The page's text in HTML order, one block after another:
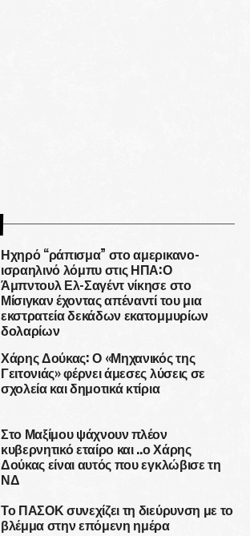
Ηχηρό “ράπισμα” στο αμερικανο-
ισραηλινό λόμπυ στις ΗΠΑ:Ο
Άμπντουλ Ελ-Σαγέντ νίκησε στο
Μίσιγκαν έχοντας απέναντί του μια
εκστρατεία δεκάδων εκατομμυρίων
δολαρίων
Χάρης Δούκας: Ο «Μηχανικός της
Γειτονιάς» φέρνει άμεσες λύσεις σε
σχολεία και δημοτικά κτίρια
Στο Μαξίμου ψάχνουν πλέον
κυβερνητικό εταίρο και ..ο Χάρης
Δούκας είναι αυτός που εγκλώβισε τη
ΝΔ
Το ΠΑΣΟΚ συνεχίζει τη διεύρυνση με το
βλέμμα στην επόμενη ημέρα